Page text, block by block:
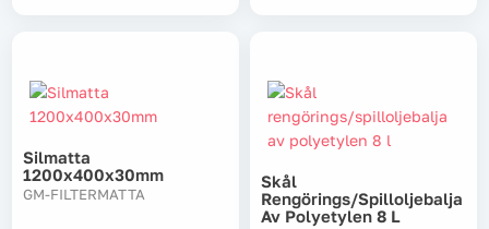
Silmatta
1200x400x30mm
GM-FILTERMATTA
Skål
Rengörings/spilloljebalja
Av Polyetylen 8 L